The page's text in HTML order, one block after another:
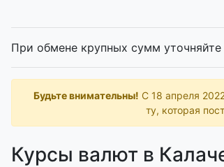
При обмене крупных сумм уточняйте
Будьте внимательны! С 18 апреля
ту, которая
Курсы валют в